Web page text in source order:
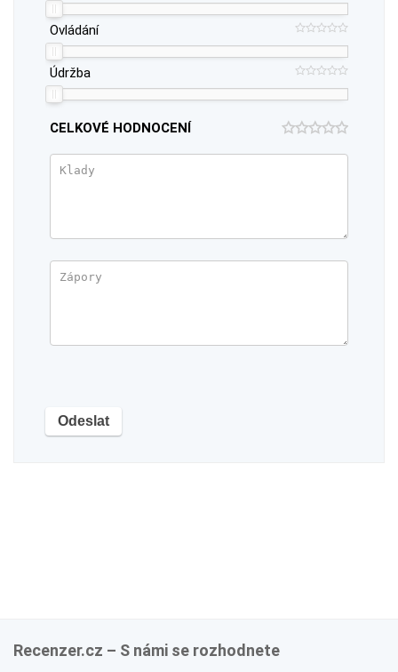
Ovládání
Údržba
CELKOVÉ HODNOCENÍ
Recenzer.cz – S námi se rozhodnete